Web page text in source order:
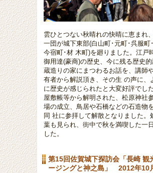
雲ひとつない秋晴れの快晴に恵まれ
一団が城下東部(白山町･元町･呉服町･
今宿町･材 木町)を廻りました。江戸
御用達(豪商)の歴史、今に残る歴史
蔵造りの家にまつわるお話を、講師
有者から解説頂き、その生 の声に、
に歴史が感じられたと大変好評でし
屋敷帳等から解明された、松原神社
場の成立、鳥居や石橋などの石造物
同 社に参拝して解散となりました。
葉も見られ、街中で秋を満喫した一
した。
第15回佐賀城下探訪会「長崎 観
ージングと神之島」 2012年10